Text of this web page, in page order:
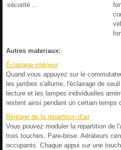
sécurité ...
Autres materiaux:
Éclairage intérieur
Quand vous appuyez sur le
les jambes s'allume, l'éclairage de
lecture et les lampes individuelles
restent ainsi pendant un certain temps
Réglage de la répartition d'air
Vous pouvez moduler la répartition de
trois touches. Pare-brise. Aérateurs
occupants. Chaque appui sur une